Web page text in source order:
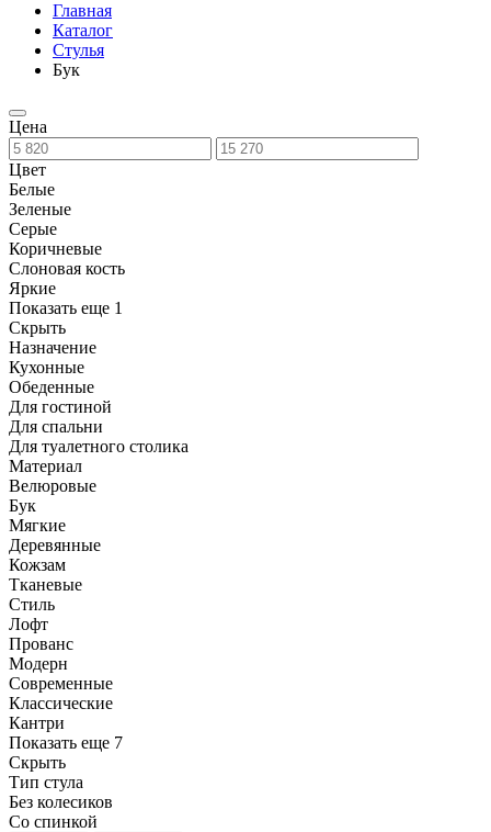
Главная
Каталог
Стулья
Бук
Цена
Цвет
Белые
Зеленые
Серые
Коричневые
Слоновая кость
Яркие
Показать еще 1
Скрыть
Назначение
Кухонные
Обеденные
Для гостиной
Для спальни
Для туалетного столика
Материал
Велюровые
Бук
Мягкие
Деревянные
Кожзам
Тканевые
Стиль
Лофт
Прованс
Модерн
Современные
Классические
Кантри
Показать еще 7
Скрыть
Тип стула
Без колесиков
Со спинкой